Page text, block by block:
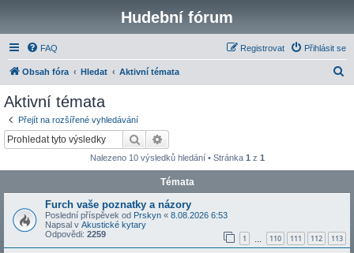
Hudební fórum
FAQ Přihlásit se
Registrovat
Obsah fóra Hledat Aktivní témata
Aktivní témata
Přejít na rozšířené vyhledávání
Hledat
Nalezeno 10 výsledků hledání • Stránka 1 z 1
Témata
Furch vaše poznatky a názory
Poslední příspěvek od Prskyn « 8.08.2026 6:53
Napsal v Akustické kytary
Odpovědi: 2259 1 110 111 112 113